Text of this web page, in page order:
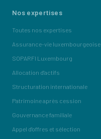
Nos expertises
Toutes nos expertises
Assurance-vie luxembourgeoise
SOPARFI Luxembourg
Allocation d'actifs
Structuration internationale
Patrimoine après cession
Gouvernance familiale
Appel d'offres et sélection